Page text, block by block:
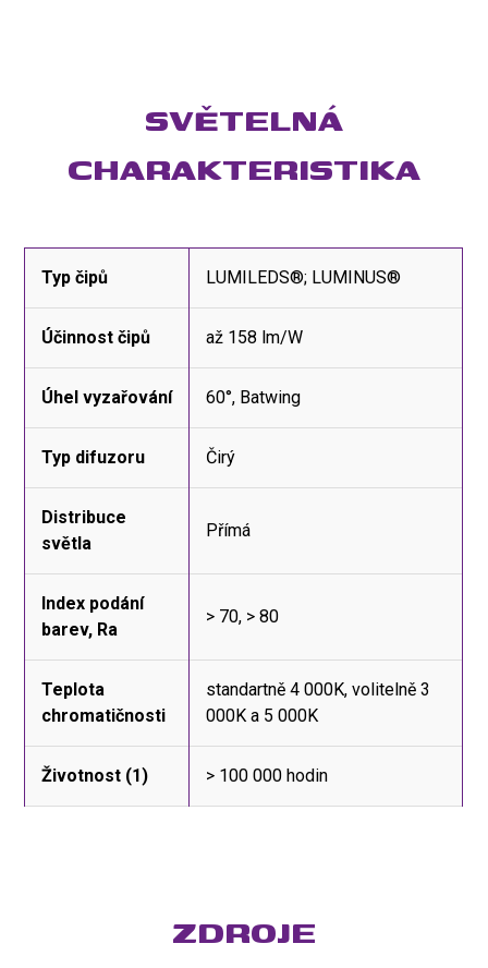
SVĚTELNÁ
CHARAKTERISTIKA
Typ čipů LUMILEDS®; LUMINUS®
Účinnost čipů až 158 lm/W
Úhel vyzařování 60°, Batwing
Typ difuzoru Čirý
Distribuce
světla
Přímá
Index podání
barev, Ra
> 70, > 80
Teplota
chromatičnosti
standartně 4 000K, volitelně 3
000K a 5 000K
Životnost (1) > 100 000 hodin
ZDROJE